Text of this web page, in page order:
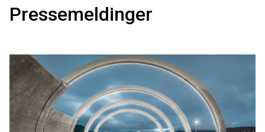
Pressemeldinger